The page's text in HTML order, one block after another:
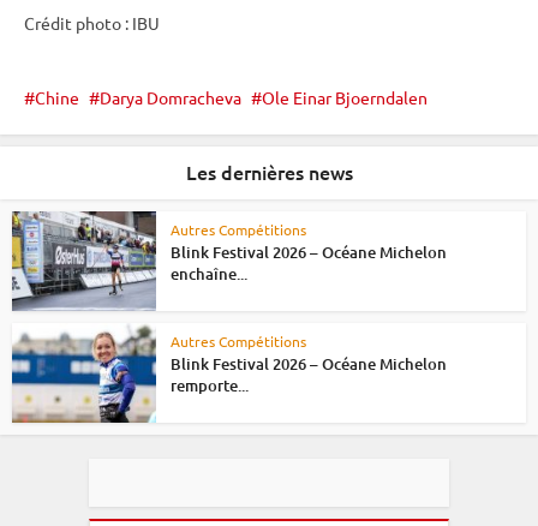
Crédit photo : IBU
Chine Darya Domracheva Ole Einar Bjoerndalen
Les dernières news
Autres Compétitions
Blink Festival 2026 – Océane Michelon
enchaîne...
Autres Compétitions
Blink Festival 2026 – Océane Michelon
remporte...